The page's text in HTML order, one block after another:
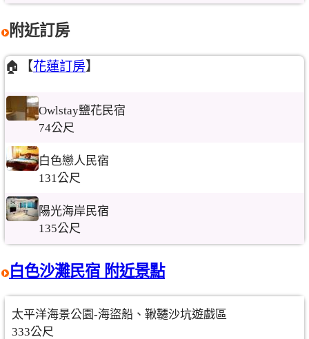
附近訂房
🏠【花蓮訂房】
Owlstay鹽花民宿
74公尺
白色戀人民宿
131公尺
陽光海岸民宿
135公尺
白色沙灘民宿 附近景點
太平洋海景公園-海盜船、鞦韆沙坑遊戲區
333公尺